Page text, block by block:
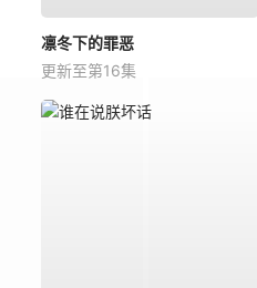
凛冬下的罪恶
更新至第16集